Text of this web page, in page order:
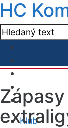
HC
Klub
Zápasy